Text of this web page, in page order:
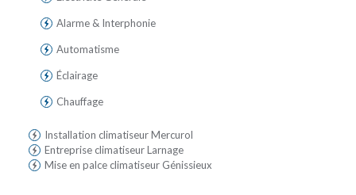
Alarme & Interphonie
Automatisme
Éclairage
Chauffage
Installation climatiseur Mercurol
Entreprise climatiseur Larnage
Mise en palce climatiseur Génissieux